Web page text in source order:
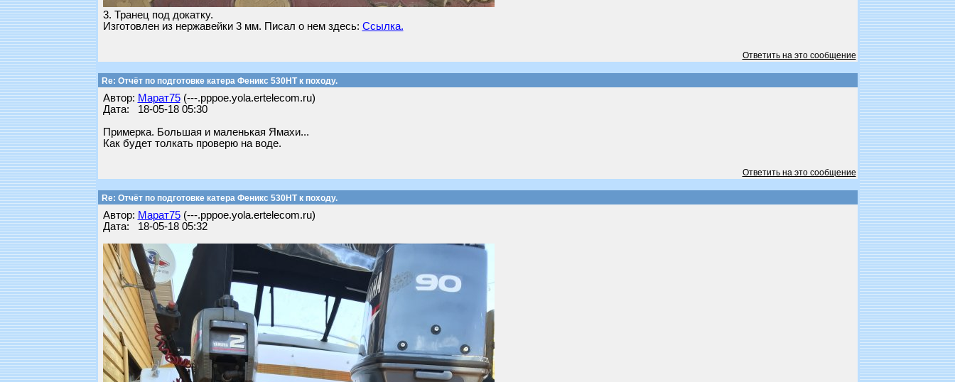
3. Транец под докатку.
Изготовлен из нержавейки 3 мм. Писал о нем здесь: Ссылка.
Ответить на это сообщение
Re: Отчёт по подготовке катера Феникс 530НТ к походу.
Автор: Марат75(---.pppoe.yola.ertelecom.ru)
Дата: 18-05-18 05:30
Примерка. Большая и маленькая Ямахи...
Как будет толкать проверю на воде.
Ответить на это сообщение
Re: Отчёт по подготовке катера Феникс 530НТ к походу.
Автор: Марат75(---.pppoe.yola.ertelecom.ru)
Дата: 18-05-18 05:32